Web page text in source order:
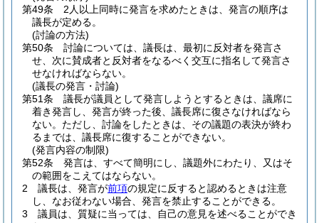
第49条
2人以上同時に発言を求めたときは、発言の順序は
議長が定める。
(討論の方法)
第50条
討論については、議長は、最初に反対者を発言さ
せ、次に賛成者と反対者をなるべく交互に指名して発言さ
せなければならない。
(議長の発言・討論)
第51条
議長が議員として発言しようとするときは、議席に
着き発言し、発言が終った後、議長席に復さなければなら
ない。 ただし、討論をしたときは、その議題の表決が終わ
るまでは、議長席に復することができない。
(発言内容の制限)
第52条
発言は、すべて簡明にし、議題外にわたり、又はそ
の範囲をこえてはならない。
2
議長は、発言が前項の規定に反すると認めるときは注意
し、なお従わない場合、発言を禁止することができる。
3
議員は、質疑に当っては、自己の意見を述べることができ